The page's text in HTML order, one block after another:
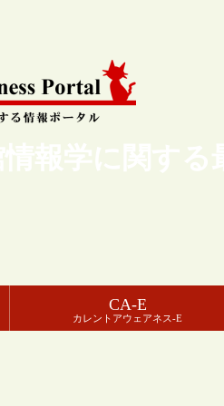
情報学に関す
CA-E
カレントアウェアネス-E